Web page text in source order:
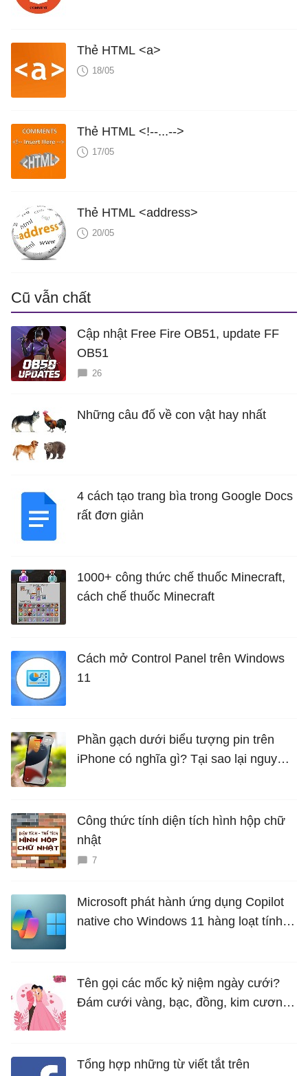
Thẻ HTML <a>
18/05
Thẻ HTML <!--...-->
17/05
Thẻ HTML <address>
20/05
Cũ vẫn chất
Cập nhật Free Fire OB51, update FF
OB51
26
Những câu đố về con vật hay nhất
4 cách tạo trang bìa trong Google Docs
rất đơn giản
1000+ công thức chế thuốc Minecraft,
cách chế thuốc Minecraft
Cách mở Control Panel trên Windows
11
Phần gạch dưới biểu tượng pin trên
iPhone có nghĩa gì? Tại sao lại nguy
Công thức tính diện tích hình hộp chữ
nhật
7
Microsoft phát hành ứng dụng Copilot
native cho Windows 11 hàng loạt tính
Tên gọi các mốc kỷ niệm ngày cưới?
Đám cưới vàng, bạc, đồng, kim cương
Tổng hợp những từ viết tắt trên